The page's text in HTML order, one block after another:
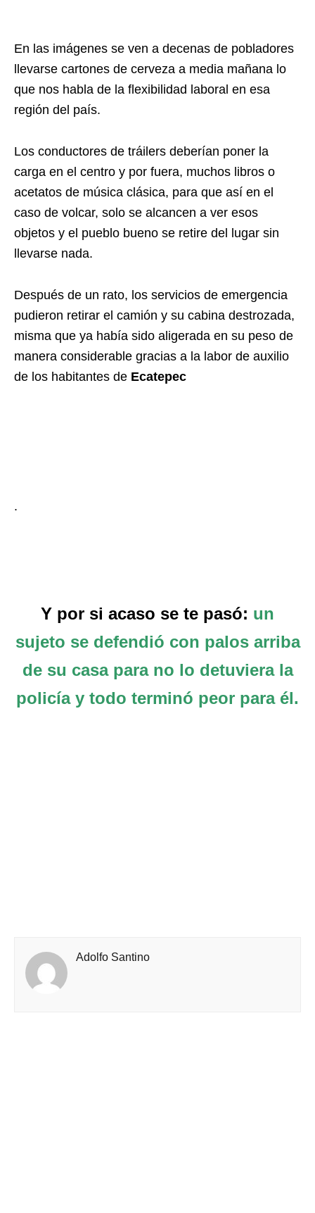
En las imágenes se ven a decenas de pobladores
llevarse cartones de cerveza a media mañana lo
que nos habla de la flexibilidad laboral en esa
región del país.
Los conductores de tráilers deberían poner la
carga en el centro y por fuera, muchos libros o
acetatos de música clásica, para que así en el
caso de volcar, solo se alcancen a ver esos
objetos y el pueblo bueno se retire del lugar sin
llevarse nada.
Después de un rato, los servicios de emergencia
pudieron retirar el camión y su cabina destrozada,
misma que ya había sido aligerada en su peso de
manera considerable gracias a la labor de auxilio
de los habitantes de Ecatepec
.
Y por si acaso se te pasó: un
sujeto se defendió con palos arriba
de su casa para no lo detuviera la
policía y todo terminó peor para él.
Adolfo Santino